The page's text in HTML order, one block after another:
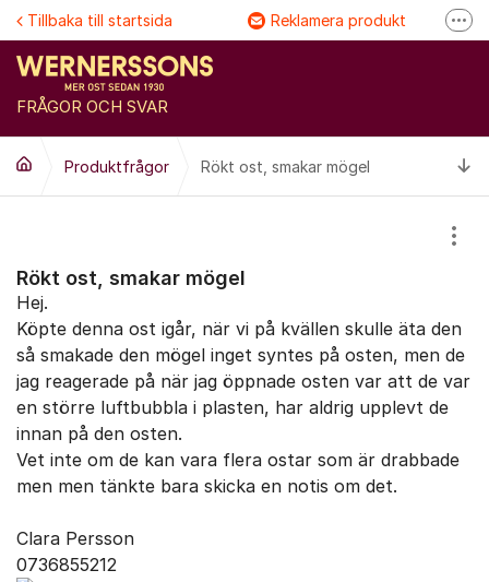
Hoppa till innehåll
FRÅGOR OCH SVAR
Tillbaka till startsida Reklamera produkt
FAQ
Produktfrågor Rökt ost, smakar mögel
Rökt ost, smakar mögel
Hej.
Köpte denna ost igår, när vi på kvällen skulle äta den
så smakade den mögel inget syntes på osten, men de
jag reagerade på när jag öppnade osten var att de var
en större luftbubbla i plasten, har aldrig upplevt de
innan på den osten.
Vet inte om de kan vara flera ostar som är drabbade
men men tänkte bara skicka en notis om det.
Clara Persson
0736855212